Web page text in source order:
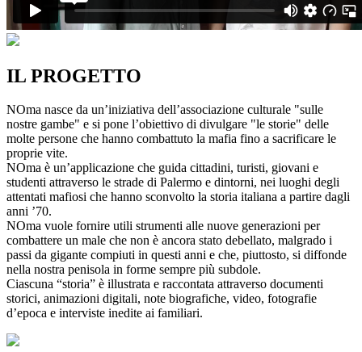
IL PROGETTO
NOma nasce da un’iniziativa dell’associazione culturale "sulle
nostre gambe" e si pone l’obiettivo di divulgare "le storie" delle
molte persone che hanno combattuto la mafia fino a sacrificare le
proprie vite.
NOma è un’applicazione che guida cittadini, turisti, giovani e
studenti attraverso le strade di Palermo e dintorni, nei luoghi degli
attentati mafiosi che hanno sconvolto la storia italiana a partire dagli
anni ’70.
NOma vuole fornire utili strumenti alle nuove generazioni per
combattere un male che non è ancora stato debellato, malgrado i
passi da gigante compiuti in questi anni e che, piuttosto, si diffonde
nella nostra penisola in forme sempre più subdole.
Ciascuna “storia” è illustrata e raccontata attraverso documenti
storici, animazioni digitali, note biografiche, video, fotografie
d’epoca e interviste inedite ai familiari.